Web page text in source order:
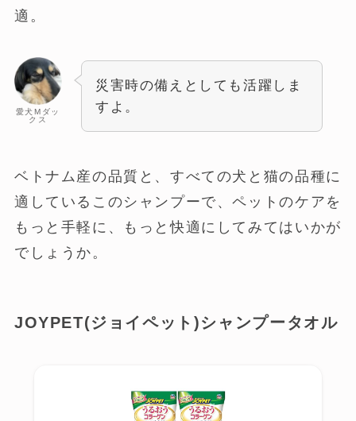
適。
愛犬Mダッ
クス
災害時の備えとしても活躍しま
すよ。
ベトナム産の品質と、すべての犬と猫の品種に
適しているこのシャンプーで、ペットのケアを
もっと手軽に、もっと快適にしてみてはいかが
でしょうか。
JOYPET(ジョイペット)シャンプータオル